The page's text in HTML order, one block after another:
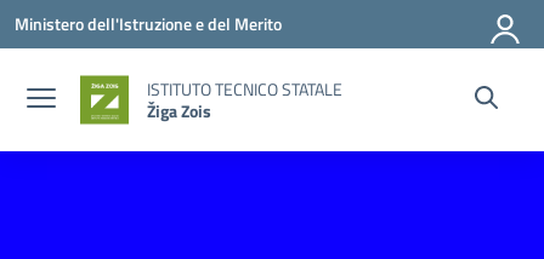
Vai ai contenuti
Vai al menu di navigazione
Vai al footer
Ministero dell'Istruzione e del Merito
ISTITUTO TECNICO STATALE
Žiga Zois